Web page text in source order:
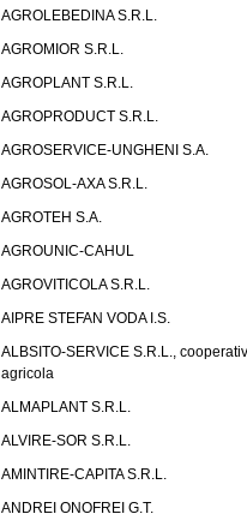
AGROLEBEDINA S.R.L.
AGROMIOR S.R.L.
AGROPLANT S.R.L.
AGROPRODUCT S.R.L.
AGROSERVICE-UNGHENI S.A.
AGROSOL-AXA S.R.L.
AGROTEH S.A.
AGROUNIC-CAHUL
AGROVITICOLA S.R.L.
AIPRE STEFAN VODA I.S.
ALBSITO-SERVICE S.R.L.,
agricola
ALMAPLANT S.R.L.
ALVIRE-SOR S.R.L.
AMINTIRE-CAPITA S.R.L.
ANDREI ONOFREI G.T.